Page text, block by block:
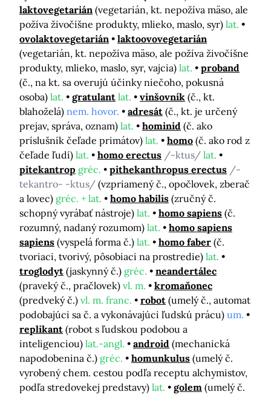
laktovegetarián (vegetarián, kt. nepožíva mäso, ale
požíva živočíšne produkty, mlieko, maslo, syr) lat.
ovolaktovegetarián
laktoovovegetarián
(vegetarián, kt. nepožíva mäso, ale požíva živočíšne
produkty, mlieko, maslo, syr, vajcia) lat.
proband
(č., na kt. sa overujú účinky niečoho, pokusná
osoba) lat. gratulant lat. vinšovník (č., kt.
blahoželá) nem. hovor. adresát (č., kt. je určený
prejav, správa, oznam) lat. hominid (č. ako
príslušník čeľade primátov) lat. homo (č. ako rod z
čeľade ľudí) lat. homo erectus /-ktus/ lat.
pitekantrop gréc. pithekanthropus erectus /-
tekantro- -ktus/ (vzpriamený č., opočlovek, zberač
a lovec) gréc. + lat. homo habilis (zručný č.
schopný vyrábať nástroje) lat. homo sapiens (č.
rozumný, nadaný rozumom) lat.
homo sapiens
sapiens (vyspelá forma č.) lat. homo faber (č.
tvoriaci, tvorivý, pôsobiaci na prostredie) lat.
troglodyt (jaskynný č.) gréc.
neandertálec
(praveký č., pračlovek) vl. m.
kromaňonec
(predveký č.) vl. m. franc. robot (umelý č., automat
podobajúci sa č. a vykonávajúci ľudskú prácu) um.
replikant (robot s ľudskou podobou a
inteligenciou) lat.-angl. android (mechanická
napodobenina č.) gréc. homunkulus (umelý č.
vyrobený chem. cestou podľa receptu alchymistov,
podľa stredovekej predstavy) lat. golem (umelý č.